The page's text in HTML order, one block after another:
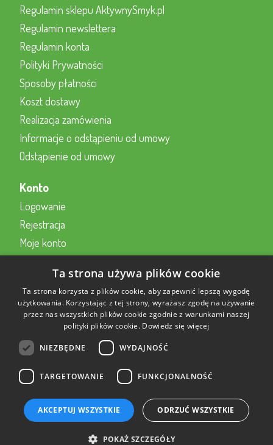
Regulamin sklepu AktywnySmyk.pl
Regulamin newslettera
Regulamin konta
Polityki Prywatności
Sposoby płatności
Koszt dostawy
Realizacja zamówienia
Informacje o odstąpieniu od umowy
Odstąpienie od umowy
Konto
Logowanie
Rejestracja
Moje konto
Kontakt
Formularz kontaktowy online
22 230 2343
sklep@aktywnysmyk.pl
Opinie o sklepie AktywnySmyk.pl
Ta strona używa plików cookie
Ta strona korzysta z plików cookie, aby zapewnić lepszą wygodę
użytkowania. Korzystając z tej strony, wyrażasz zgodę na używanie
przez nas wszystkich plików cookie zgodnie z warunkami naszej
polityki plików cookie. Dowiedz się więcej
NIEZBĘDNE WYDAJNOŚĆ
TARGETOWANIE FUNKCJONALNOŚĆ
AKCEPTUJ WSZYSTKIE ODRZUĆ WSZYSTKIE
POKAŻ SZCZEGÓŁY